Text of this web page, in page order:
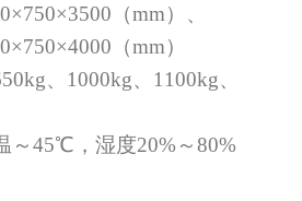
（mm）、
（mm）
、 1000kg、 1100kg、
～45℃ ，湿度20% ～80%